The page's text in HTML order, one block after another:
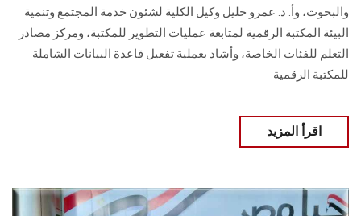
والبحوث، وأ. د. عمرو خليل وكيل الكلية لشئون خدمة المجتمع وتنمية
البيئة المكتبة الرقمية لمتابعة عمليات التطوير للمكتبة، ومركز مصادر
التعلم للفئات الخاصة، وأشاد بعملية تفعيل قاعدة البيانات الشاملة
للمكتبة الرقمية
اقرأ المزيد